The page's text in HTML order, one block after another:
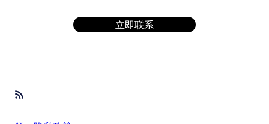
立即联系
RSS Feed